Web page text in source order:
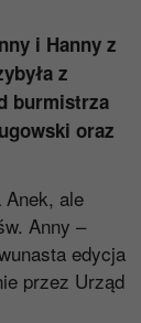
i Hanny z
z
burmistrza
oraz
ale
Anny –
edycja
przez Urząd